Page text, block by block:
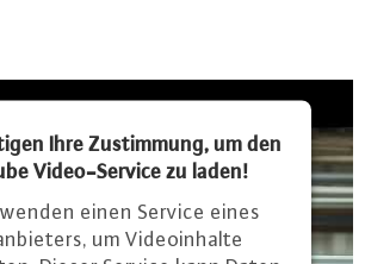
Ihre Zustimmung, um den
Video-Service zu laden!
einen Service eines
um Videoinhalte